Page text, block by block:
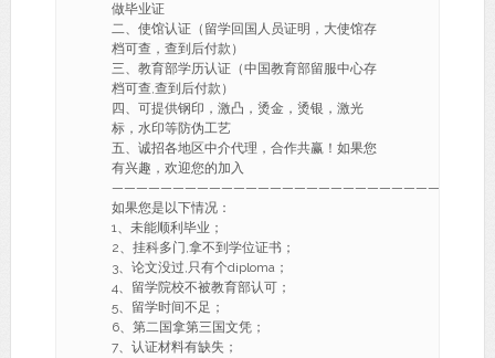
做毕业证
二、使馆认证（留学回国人员证明，大使馆存
档可查，查到后付款）
三、教育部学历认证（中国教育部留服中心存
档可查,查到后付款）
四、可提供钢印，激凸，烫金，烫银，激光
标，水印等防伪工艺
五、诚招各地区中介代理，合作共赢！如果您
有兴趣，欢迎您的加入
———————————————————————————-
如果您是以下情况：
1、未能顺利毕业；
2、挂科多门,拿不到学位证书；
3、论文没过,只有个diploma；
4、留学院校不被教育部认可；
5、留学时间不足；
6、第二国拿第三国文凭；
7、认证材料有缺失；